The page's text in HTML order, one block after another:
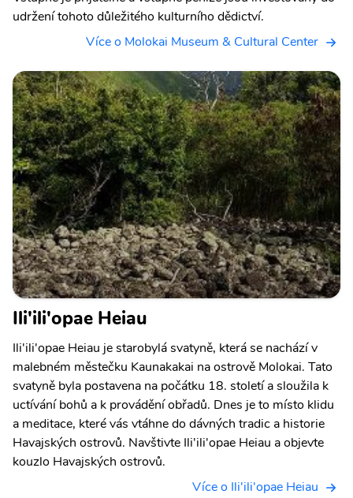
udržení tohoto důležitého kulturního dědictví.
Více o Molokai Museum & Cultural Center
Ili'ili'opae Heiau
Ili'ili'opae Heiau je starobylá svatyně, která se nachází v
malebném městečku Kaunakakai na ostrově Molokai. Tato
svatyně byla postavena na počátku 18. století a sloužila k
uctívání bohů a k provádění obřadů. Dnes je to místo klidu
a meditace, které vás vtáhne do dávných tradic a historie
Havajských ostrovů. Navštivte Ili'ili'opae Heiau a objevte
kouzlo Havajských ostrovů.
Více o Ili'ili'opae Heiau